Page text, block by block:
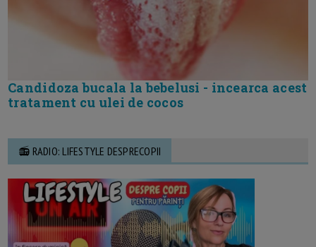
Candidoza bucala la bebelusi - incearca acest
tratament cu ulei de cocos
📻 RADIO: LIFESTYLE DESPRECOPII